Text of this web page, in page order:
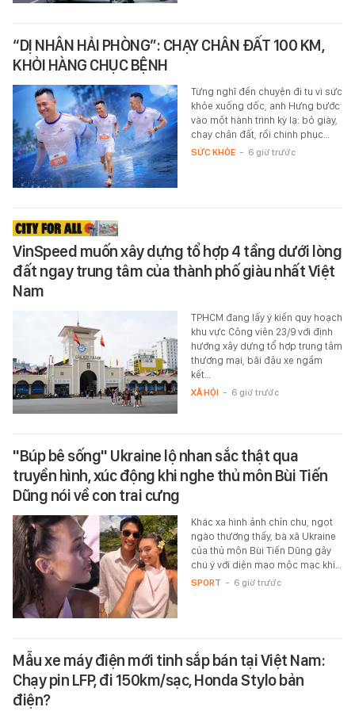
“DỊ NHÂN HẢI PHÒNG”: CHẠY CHÂN ĐẤT 100 KM,
KHỎI HÀNG CHỤC BỆNH
Từng nghĩ đến chuyện đi tu vì sức
khỏe xuống dốc, anh Hưng bước
vào một hành trình kỳ lạ: bỏ giày,
chạy chân đất, rồi chinh phục…
SỨC KHỎE - 6 giờ trước
VinSpeed muốn xây dựng tổ hợp 4 tầng dưới lòng
đất ngay trung tâm của thành phố giàu nhất Việt
Nam
TPHCM đang lấy ý kiến quy hoạch
khu vực Công viên 23/9 với định
hướng xây dựng tổ hợp trung tâm
thương mại, bãi đậu xe ngầm
kết…
XÃ HỘI - 6 giờ trước
"Búp bê sống" Ukraine lộ nhan sắc thật qua
truyền hình, xúc động khi nghe thủ môn Bùi Tiến
Dũng nói về con trai cưng
Khác xa hình ảnh chỉn chu, ngọt
ngào thường thấy, bà xã Ukraine
của thủ môn Bùi Tiến Dũng gây
chú ý với diện mạo mộc mạc khi…
SPORT - 6 giờ trước
Mẫu xe máy điện mới tinh sắp bán tại Việt Nam:
Chạy pin LFP, đi 150km/sạc, Honda Stylo bản
điện?